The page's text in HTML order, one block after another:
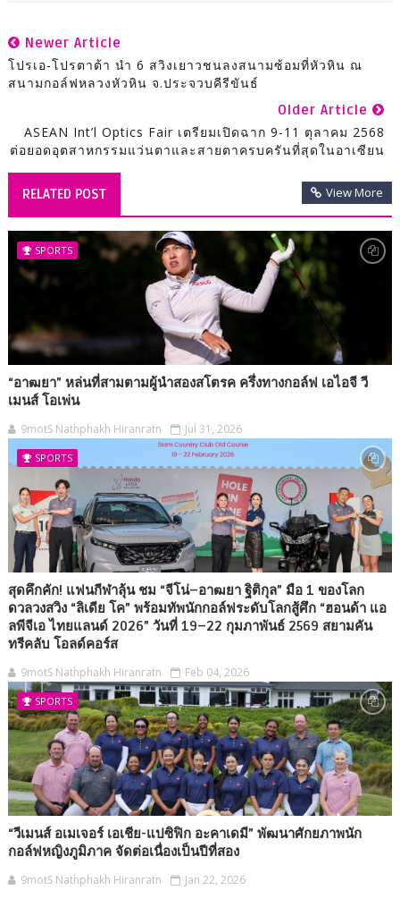
Newer Article
โปรเอ-โปรตาต้า นำ 6 สวิงเยาวชนลงสนามซ้อมที่หัวหิน ณ
สนามกอล์ฟหลวงหัวหิน จ.ประจวบคีรีขันธ์
Older Article
ASEAN Int’l Optics Fair เตรียมเปิดฉาก 9-11 ตุลาคม 2568
ต่อยอดอุตสาหกรรมแว่นตาและสายตาครบครันที่สุดในอาเซียน
RELATED POST View More
SPORTS
“อาฒยา” หล่นที่สามตามผู้นำสองสโตรค ครึ่งทางกอล์ฟ เอไอจี วี
เมนส์ โอเพ่น
9motS Nathphakh Hiranratn Jul 31, 2026
SPORTS
สุดคึกคัก! แฟนกีฬาลุ้น ชม “จีโน่–อาฒยา ฐิติกุล” มือ 1 ของโลก
ดวลวงสวิง “ลิเดีย โค” พร้อมทัพนักกอล์ฟระดับโลกสู้ศึก “ฮอนด้า แอ
ลพีจีเอ ไทยแลนด์ 2026” วันที่ 19–22 กุมภาพันธ์ 2569 สยามคัน
ทรีคลับ โอลด์คอร์ส
9motS Nathphakh Hiranratn Feb 04, 2026
SPORTS
“วีเมนส์ อเมเจอร์ เอเชีย-แปซิฟิก อะคาเดมี” พัฒนาศักยภาพนัก
กอล์ฟหญิงภูมิภาค จัดต่อเนื่องเป็นปีที่สอง
9motS Nathphakh Hiranratn Jan 22, 2026